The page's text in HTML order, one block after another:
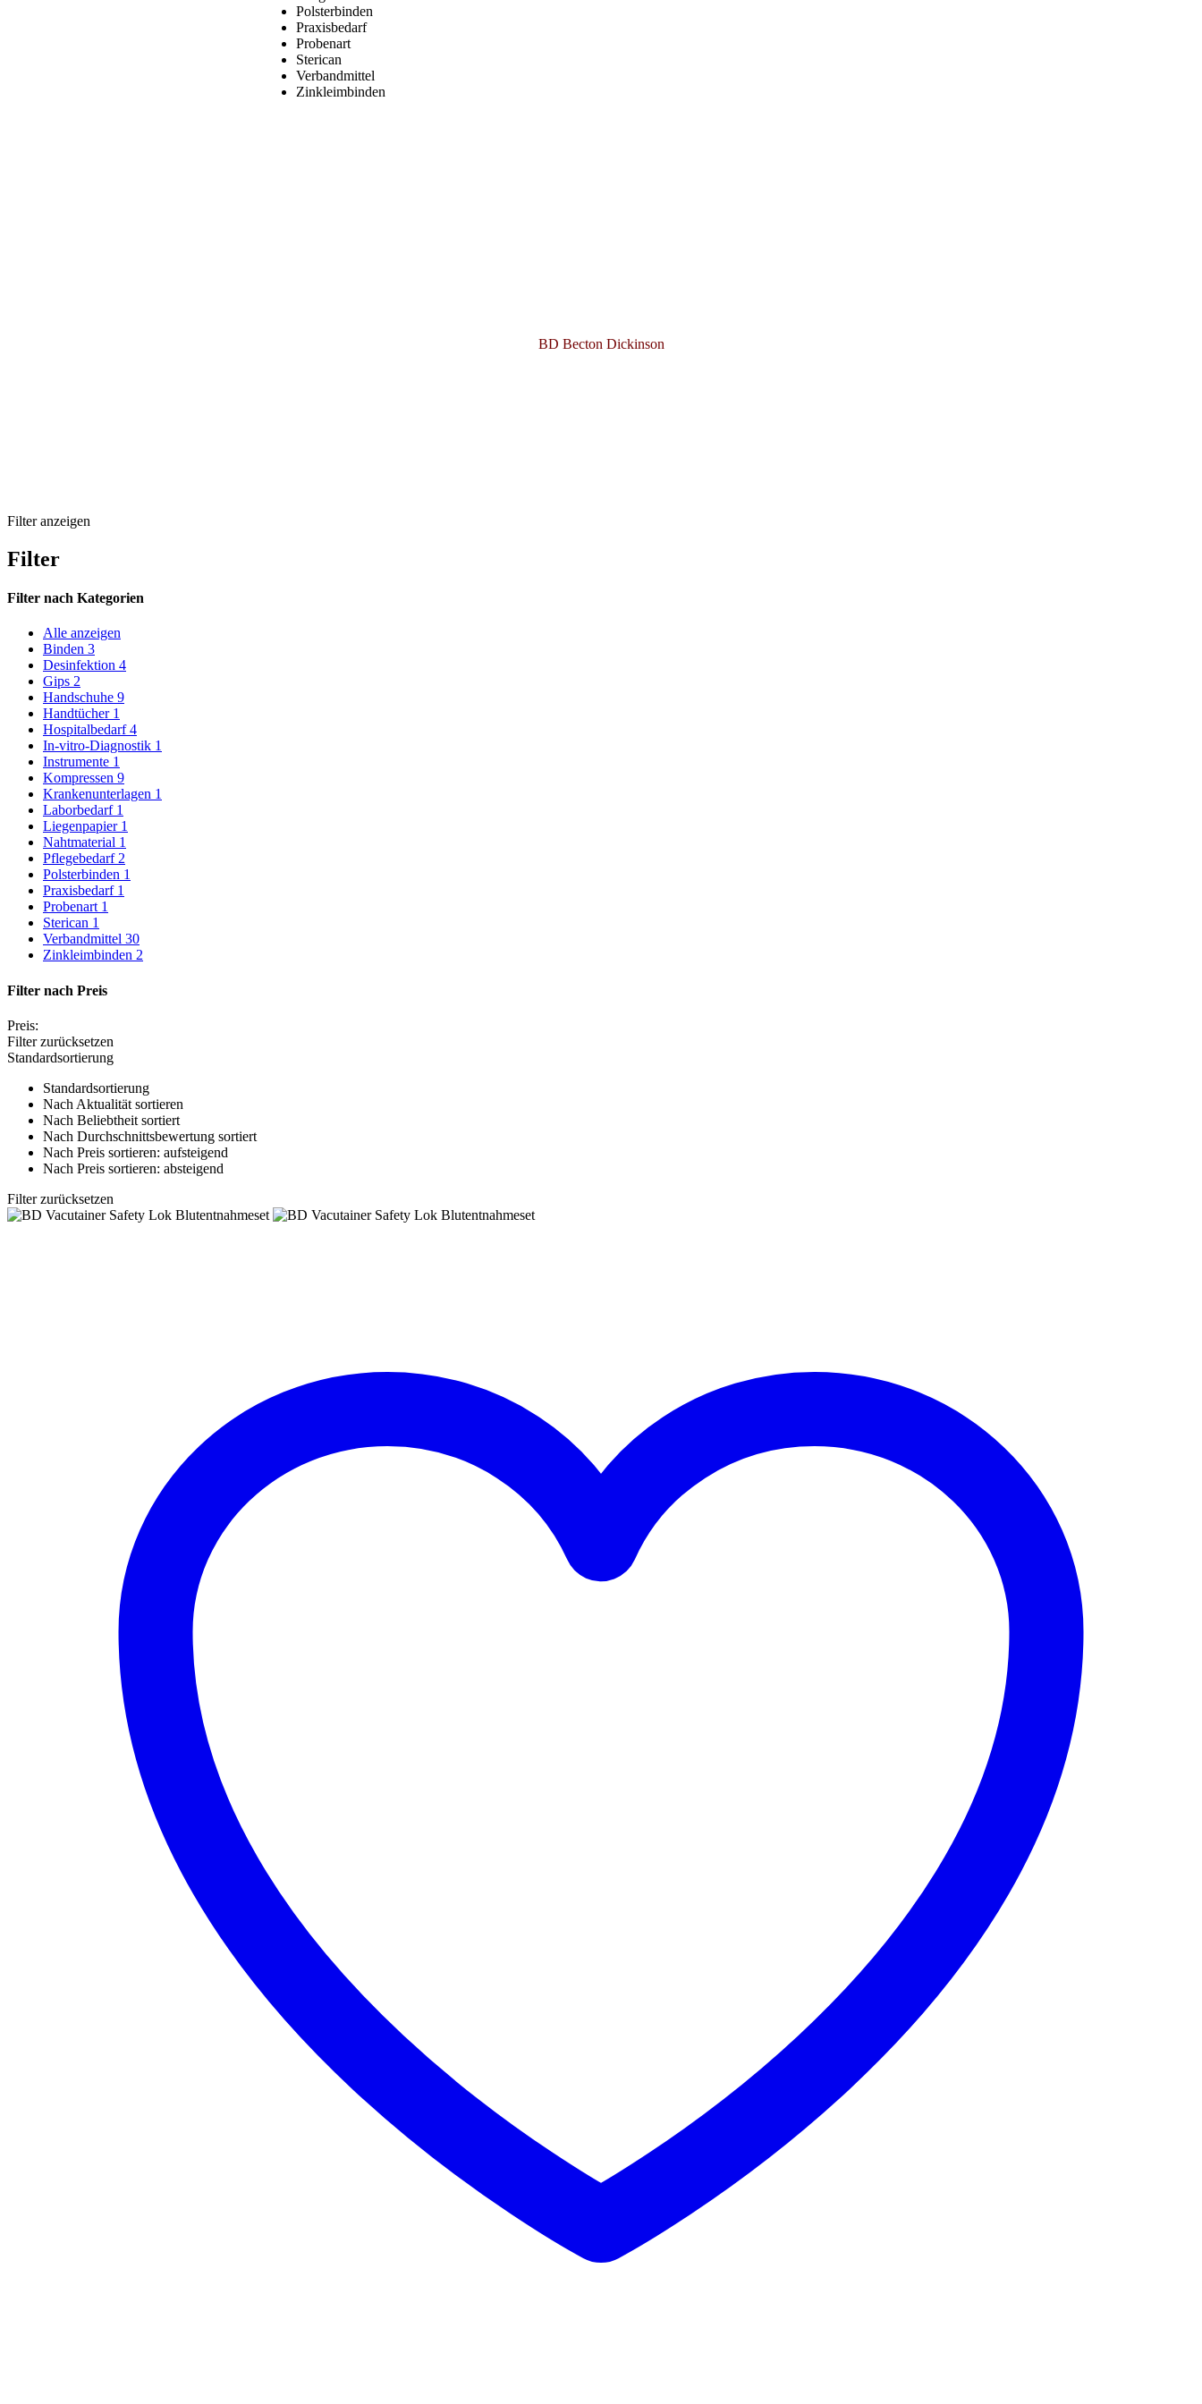
Polsterbinden
Praxisbedarf
Probenart
Sterican
Verbandmittel
Zinkleimbinden
BD Becton Dickinson
Filter anzeigen
Filter
Filter nach Kategorien
Alle anzeigen
Binden 3
Desinfektion 4
Gips 2
Handschuhe 9
Handtücher 1
Hospitalbedarf 4
In-vitro-Diagnostik 1
Instrumente 1
Kompressen 9
Krankenunterlagen 1
Laborbedarf 1
Liegenpapier 1
Nahtmaterial 1
Pflegebedarf 2
Polsterbinden 1
Praxisbedarf 1
Probenart 1
Sterican 1
Verbandmittel 30
Zinkleimbinden 2
Filter nach Preis
Preis:
Filter zurücksetzen
Standardsortierung
Standardsortierung
Nach Aktualität sortieren
Nach Beliebtheit sortiert
Nach Durchschnittsbewertung sortiert
Nach Preis sortieren: aufsteigend
Nach Preis sortieren: absteigend
Filter zurücksetzen